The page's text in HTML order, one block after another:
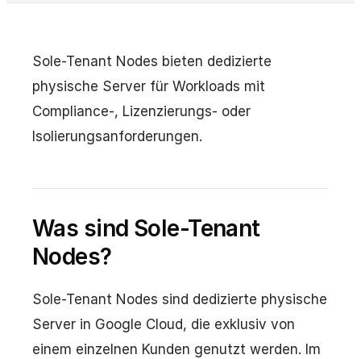
Sole-Tenant Nodes bieten dedizierte
physische Server für Workloads mit
Compliance-, Lizenzierungs- oder
Isolierungsanforderungen.
Was sind Sole-Tenant
Nodes?
Sole-Tenant Nodes sind dedizierte physische
Server in Google Cloud, die exklusiv von
einem einzelnen Kunden genutzt werden. Im